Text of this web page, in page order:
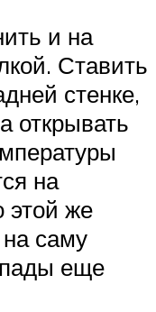
и на
Ставить
стенке,
открывать
на
этой же
на саму
еще